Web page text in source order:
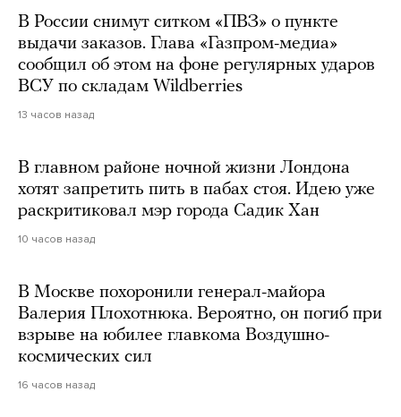
В России снимут ситком «ПВЗ» о пункте
выдачи заказов. Глава «Газпром-медиа»
сообщил об этом на фоне регулярных ударов
ВСУ по складам Wildberries
13 часов назад
В главном районе ночной жизни Лондона
хотят запретить пить в пабах стоя. Идею уже
раскритиковал мэр города Садик Хан
10 часов назад
В Москве похоронили генерал-майора
Валерия Плохотнюка. Вероятно, он погиб при
взрыве на юбилее главкома Воздушно-
космических сил
16 часов назад